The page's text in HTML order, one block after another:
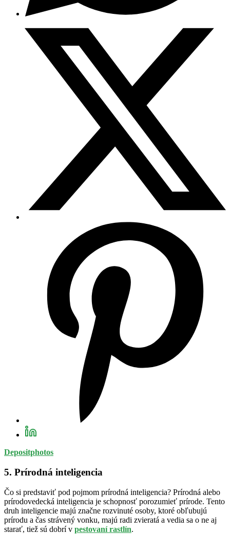
Depositphotos
5. Prírodná inteligencia
Čo si predstaviť pod pojmom prírodná inteligencia? Prírodná alebo
prírodovedecká inteligencia je schopnosť porozumieť prírode. Tento
druh inteligencie majú značne rozvinuté osoby, ktoré obľubujú
prírodu a čas strávený vonku, majú radi zvieratá a vedia sa o ne aj
starať, tiež sú dobrí v pestovaní rastlín.